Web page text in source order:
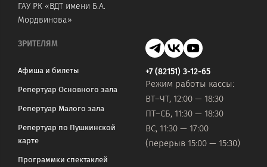
ГАУ РК «ВДТ имени Б.А.
Мордвинова»
ЗРИТЕЛЯМ
Афиша и билеты
Репертуар Основного зала
Репертуар Малого зала
Репертуар по Пушкинской
карте
Программки спектаклей
+7 (82151) 3-12-65
Режим работы кассы:
ВТ–ЧТ, 12:00 — 18:30
ПТ–СБ, 11:30 — 18:30
ВС, 11:30 — 17:00
(перерыв 15:00 — 15:30)